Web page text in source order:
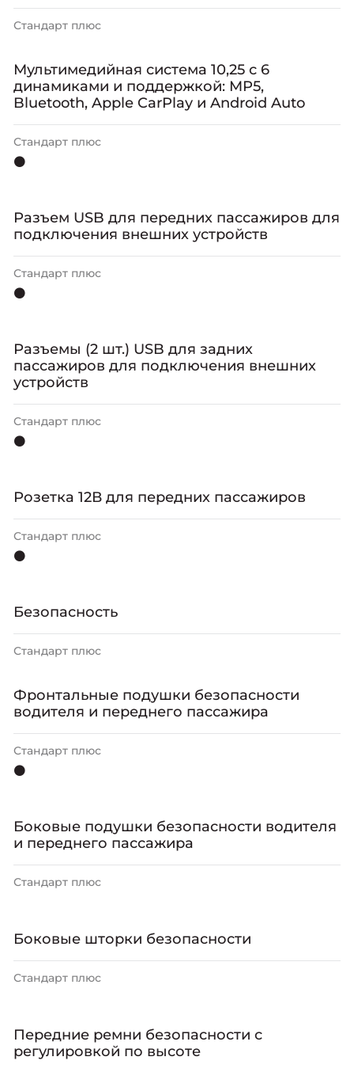
Стандарт плюс
Мультимедийная система 10,25 с 6
динамиками и поддержкой: MP5,
Bluetooth, Apple CarPlay и Android Auto
Стандарт плюс
⚫
Разъем USB для передних пассажиров для
подключения внешних устройств
Стандарт плюс
⚫
Разъемы (2 шт.) USB для задних
пассажиров для подключения внешних
устройств
Стандарт плюс
⚫
Розетка 12В для передних пассажиров
Стандарт плюс
⚫
Безопасность
Стандарт плюс
Фронтальные подушки безопасности
водителя и переднего пассажира
Стандарт плюс
⚫
Боковые подушки безопасности водителя
и переднего пассажира
Стандарт плюс
Боковые шторки безопасности
Стандарт плюс
Передние ремни безопасности с
регулировкой по высоте